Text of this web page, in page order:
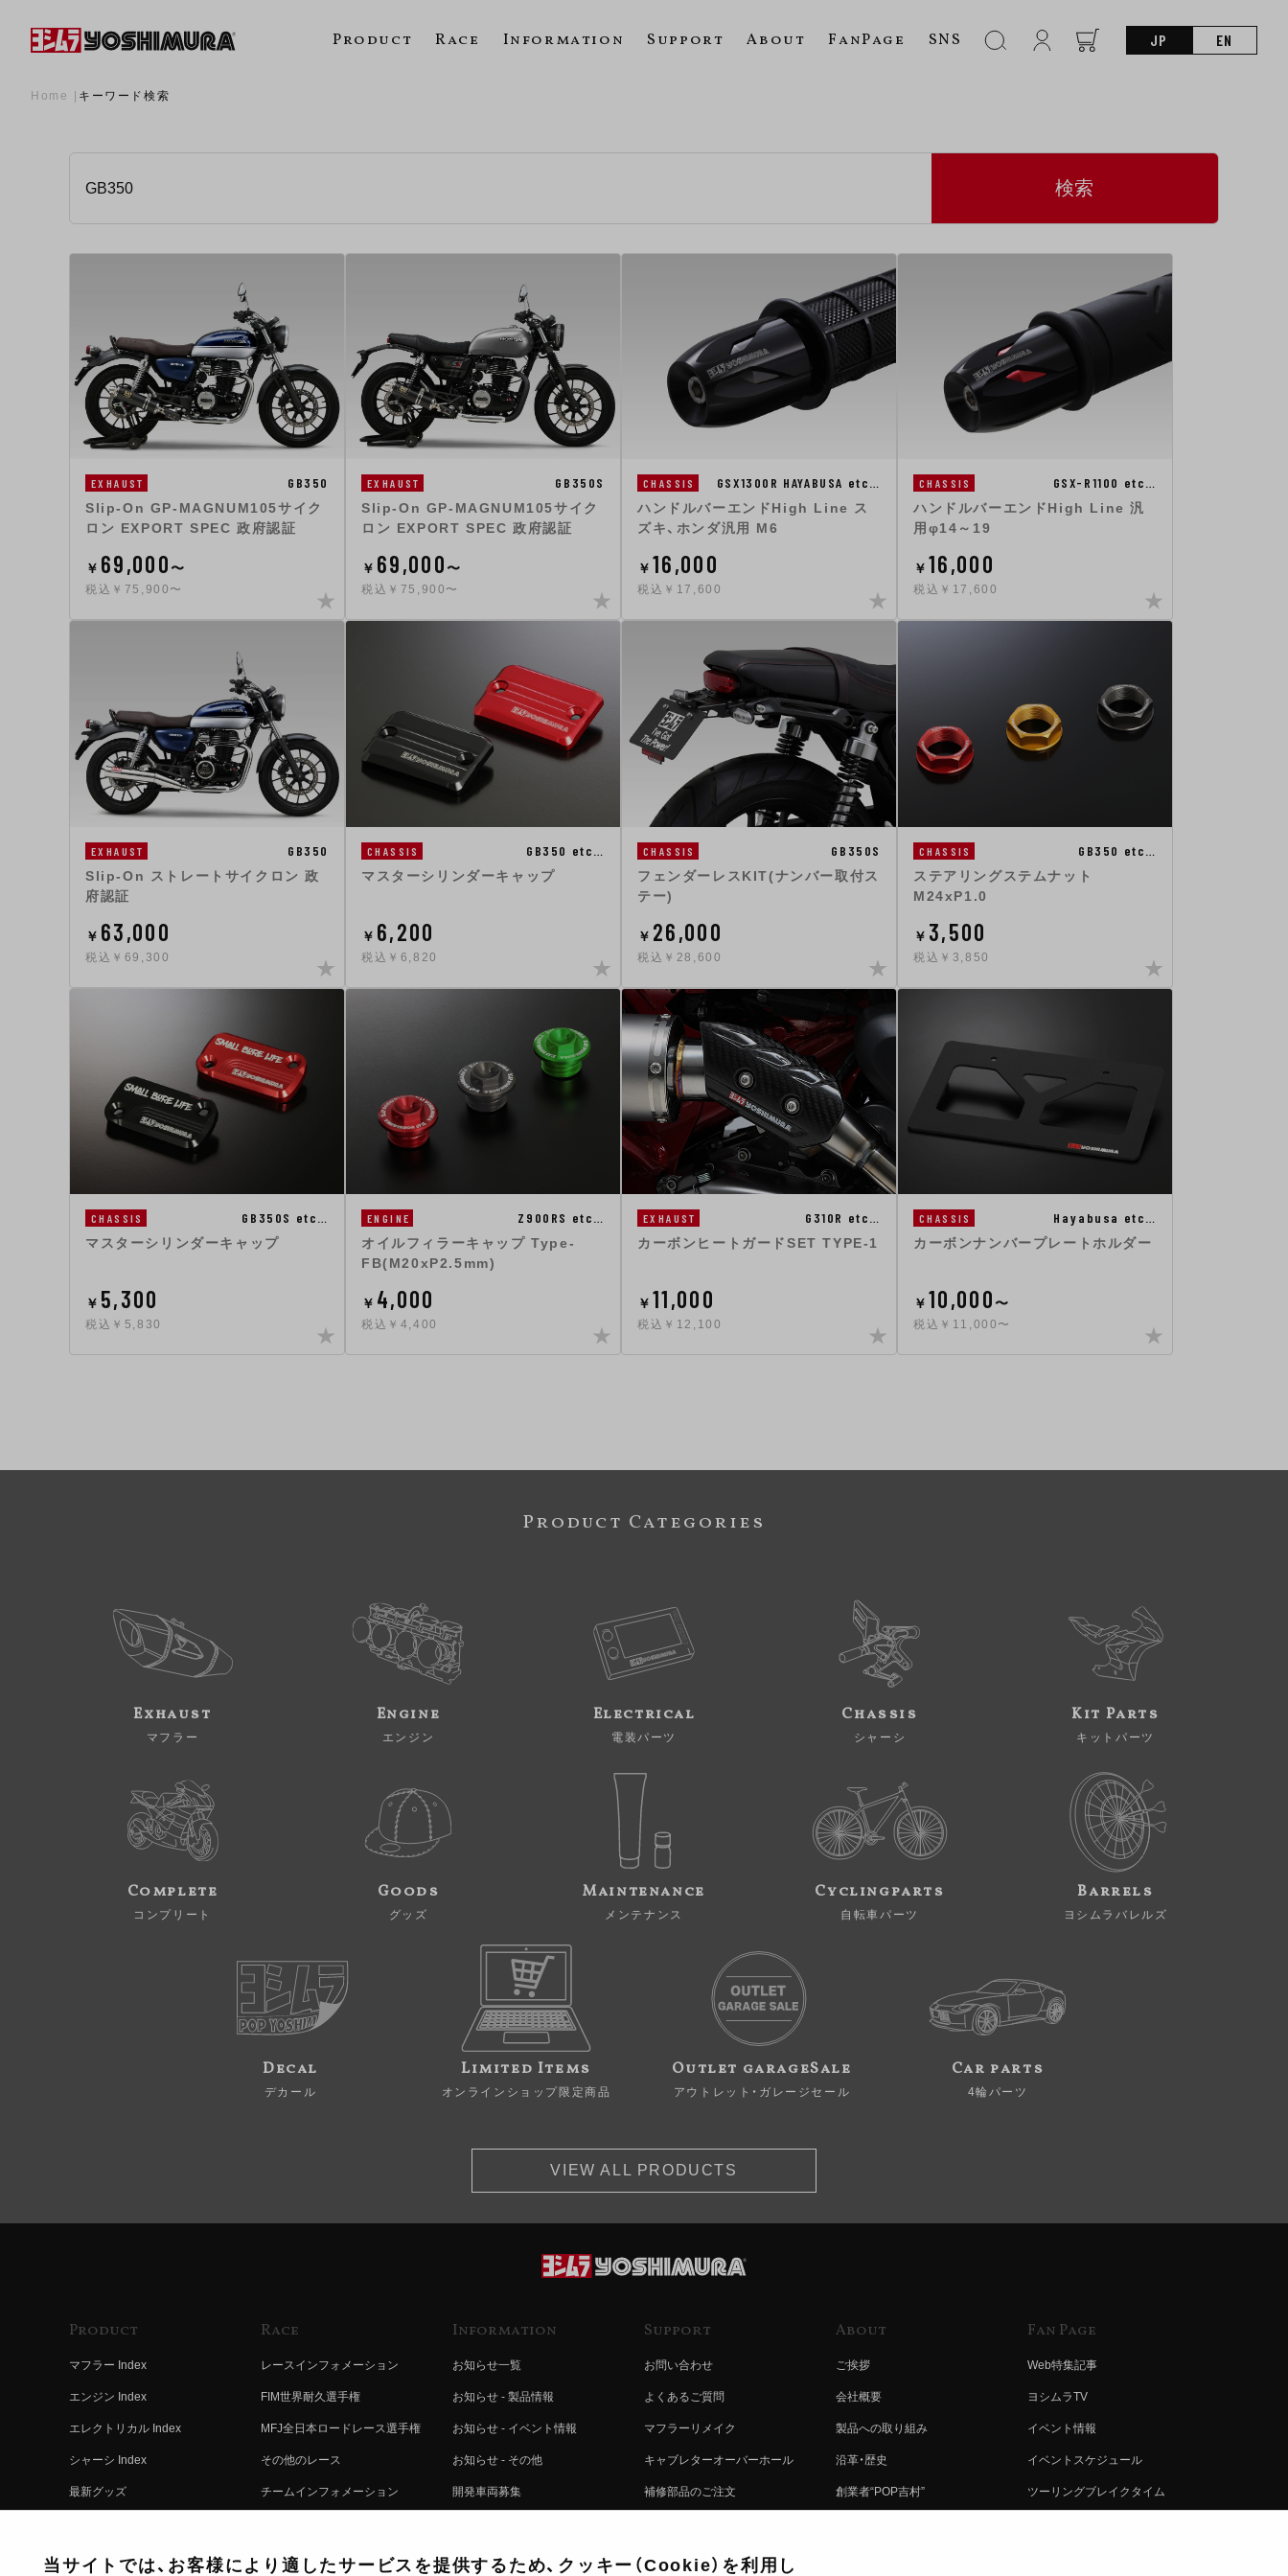
Product Race Information Support About FanPage SNS JP EN
Home キーワード検索
検索
EXHAUST GB350
Slip-On GP-MAGNUM105サイク
ロン EXPORT SPEC 政府認証
￥ 69,000〜
税込￥75,900〜
EXHAUST GB350S
Slip-On GP-MAGNUM105サイク
ロン EXPORT SPEC 政府認証
￥ 69,000〜
税込￥75,900〜
CHASSIS GSX1300R HAYABUSA etc…
ハンドルバーエンドHigh Line ス
ズキ、ホンダ汎用 M6
￥ 16,000
税込￥17,600
CHASSIS GSX-R1100 etc…
ハンドルバーエンドHigh Line 汎
用φ14～19
￥ 16,000
税込￥17,600
EXHAUST GB350
Slip-On ストレートサイクロン 政
府認証
￥ 63,000
税込￥69,300
CHASSIS GB350 etc…
マスターシリンダーキャップ
￥ 6,200
税込￥6,820
CHASSIS GB350S
フェンダーレスKIT(ナンバー取付ス
テー)
￥ 26,000
税込￥28,600
CHASSIS GB350 etc…
ステアリングステムナット
M24xP1.0
￥ 3,500
税込￥3,850
CHASSIS GB350S etc…
マスターシリンダーキャップ
￥ 5,300
税込￥5,830
ENGINE Z900RS etc…
オイルフィラーキャップ Type-
FB(M20xP2.5mm)
￥ 4,000
税込￥4,400
EXHAUST G310R etc…
カーボンヒートガードSET TYPE-1
￥ 11,000
税込￥12,100
CHASSIS Hayabusa etc…
カーボンナンバープレートホルダー
￥ 10,000〜
税込￥11,000〜
Product Categories
Exhaust
マフラー
Engine
エンジン
Electrical
電装パーツ
Chassis
シャーシ
Kit Parts
キットパーツ
Complete
コンプリート
Goods
グッズ
Maintenance
メンテナンス
Cyclingparts
自転車パーツ
Barrels
ヨシムラバレルズ
Decal
デカール
Limited Items
オンラインショップ限定商品
Outlet garageSale
アウトレット・ガレージセール
Car parts
4輪パーツ
VIEW ALL PRODUCTS
Product
マフラー Index
エンジン Index
エレクトリカル Index
シャーシ Index
最新グッズ
コンプリート
Race
レースインフォメーション
FIM世界耐久選手権
MFJ全日本ロードレース選手権
その他のレース
チームインフォメーション
レースムービー
Information
お知らせ一覧
お知らせ - 製品情報
お知らせ - イベント情報
お知らせ - その他
開発車両募集
注文方法
Support
お問い合わせ
よくあるご質問
マフラーリメイク
キャブレターオーバーホール
補修部品のご注文
製品に関する重要なお知らせ
About
ご挨拶
会社概要
製品への取り組み
沿革・歴史
創業者“POP吉村”
Fan Page
Web特集記事
ヨシムラTV
イベント情報
イベントスケジュール
ツーリングブレイクタイム
当サイトでは、お客様により適したサービスを提供するため、クッキー（Cookie）を利用し